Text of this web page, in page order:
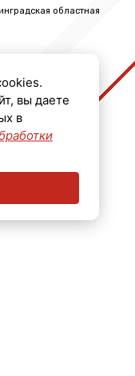
областная
вы даете
в